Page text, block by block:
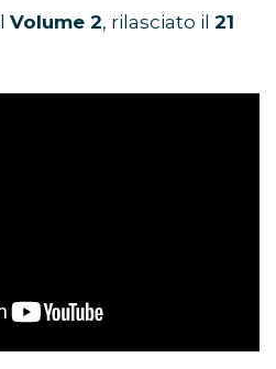
Volume 2, rilasciato il 21